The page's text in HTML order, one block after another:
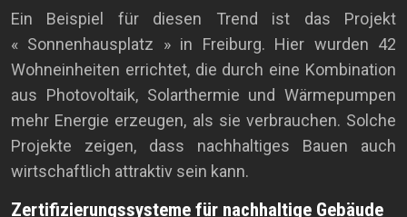
Ein Beispiel für diesen Trend ist das Projekt
« Sonnenhausplatz » in Freiburg. Hier wurden 42
Wohneinheiten errichtet, die durch eine Kombination
aus Photovoltaik, Solarthermie und Wärmepumpen
mehr Energie erzeugen, als sie verbrauchen. Solche
Projekte zeigen, dass nachhaltiges Bauen auch
wirtschaftlich attraktiv sein kann.
Zertifizierungssysteme für nachhaltige Gebäude